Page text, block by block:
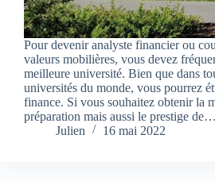
Pour devenir analyste financier ou
valeurs mobilières, vous devez
meilleure université. Bien que dans
universités du monde, vous pourrez
finance. Si vous souhaitez obtenir la
préparation mais aussi le prestige de…
Julien
16 mai 2022